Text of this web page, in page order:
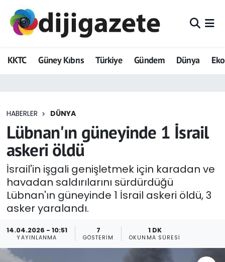
KKTC Güney Kıbrıs Türkiye Gündem Dünya
HABERLER DÜNYA
Lübnan'ın güneyinde 1 İsrail
askeri öldü
İsrail'in işgali genişletmek için karadan ve
havadan saldırılarını sürdürdüğü
Lübnan'ın güneyinde 1 İsrail askeri öldü, 3
asker yaralandı.
14.04.2026 - 10:51
YAYINLANMA
7
GÖSTERIM
1 DK
OKUNMA SÜRESI
ADVERTORIAL
Dijigazete
Eğitim
Ekonomi
Foto Galeri
GEZİ
Güncel
Gündem
Hava Durumu
Trafik Durumu
Tüm Manşetler
Son Dakika Haberleri
Haber Arşivi